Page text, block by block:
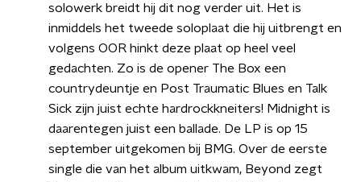
solowerk breidt hij dit nog verder uit. Het is
inmiddels het tweede soloplaat die hij uitbrengt en
volgens OOR hinkt deze plaat op heel veel
gedachten. Zo is de opener The Box een
countrydeuntje en Post Traumatic Blues en Talk
Sick zijn juist echte hardrockkneiters! Midnight is
daarentegen juist een ballade. De LP is op 15
september uitgekomen bij BMG. Over de eerste
single die van het album uitkwam, Beyond zegt